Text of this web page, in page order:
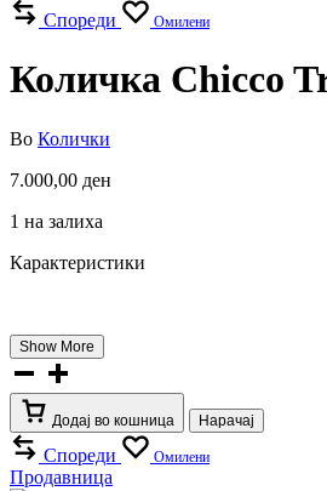
Спореди Омилени
Количка Chicco
Во Колички
7.000,00 ден
1 на залиха
Карактеристики
Show More
Додај во кошница Нарачај
Спореди Омилени
Продавница